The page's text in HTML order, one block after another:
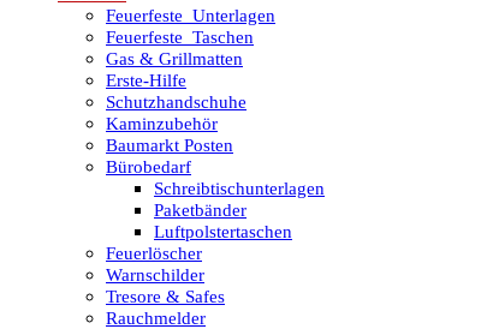
Feuerfeste_Unterlagen
Feuerfeste_Taschen
Gas & Grillmatten
Erste-Hilfe
Schutzhandschuhe
Kaminzubehör
Baumarkt Posten
Bürobedarf
Schreibtischunterlagen
Paketbänder
Luftpolstertaschen
Feuerlöscher
Warnschilder
Tresore & Safes
Rauchmelder